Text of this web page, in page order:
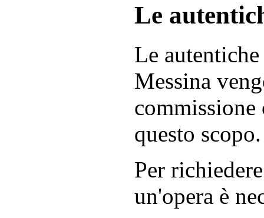
Le
Le
Messina
commissione
questo scopo.
Per
un'opera è